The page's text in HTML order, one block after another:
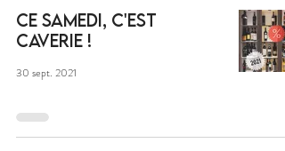
Ce samedi, c'est
Caverie !
30 sept. 2021